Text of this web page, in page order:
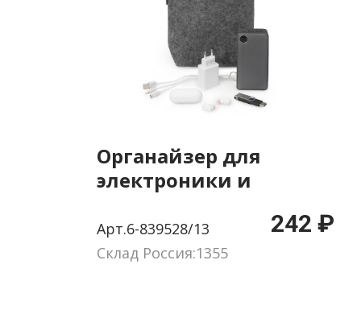
Органайзер для
электроники и
RPET-фетра
Арт.6-839528/13 242 ₽
Склад Россия:1355